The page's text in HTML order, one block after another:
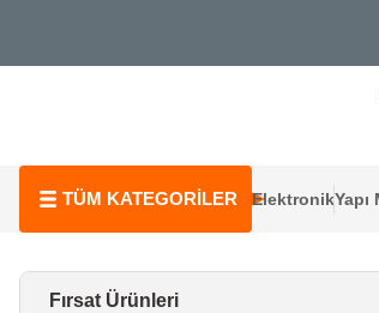
TÜM KATEGORİLER ElektronikYapı
Fırsat Ürünleri